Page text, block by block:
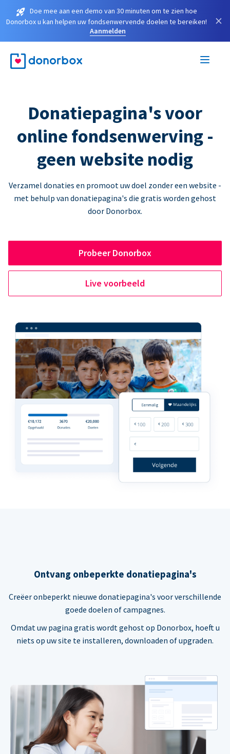
Doe mee aan een demo van 30 minuten om te zien hoe
Donorbox u kan helpen uw fondsenwervende doelen te bereiken!
Aanmelden
×
Donatiepagina's voor
online fondsenwerving -
geen website nodig
Verzamel donaties en promoot uw doel zonder een website -
met behulp van donatiepagina's die gratis worden gehost
door Donorbox.
Probeer Donorbox
Live voorbeeld
Ontvang onbeperkte donatiepagina's
Creëer onbeperkt nieuwe donatiepagina's voor verschillende
goede doelen of campagnes.
Omdat uw pagina gratis wordt gehost op Donorbox, hoeft u
niets op uw site te installeren, downloaden of upgraden.